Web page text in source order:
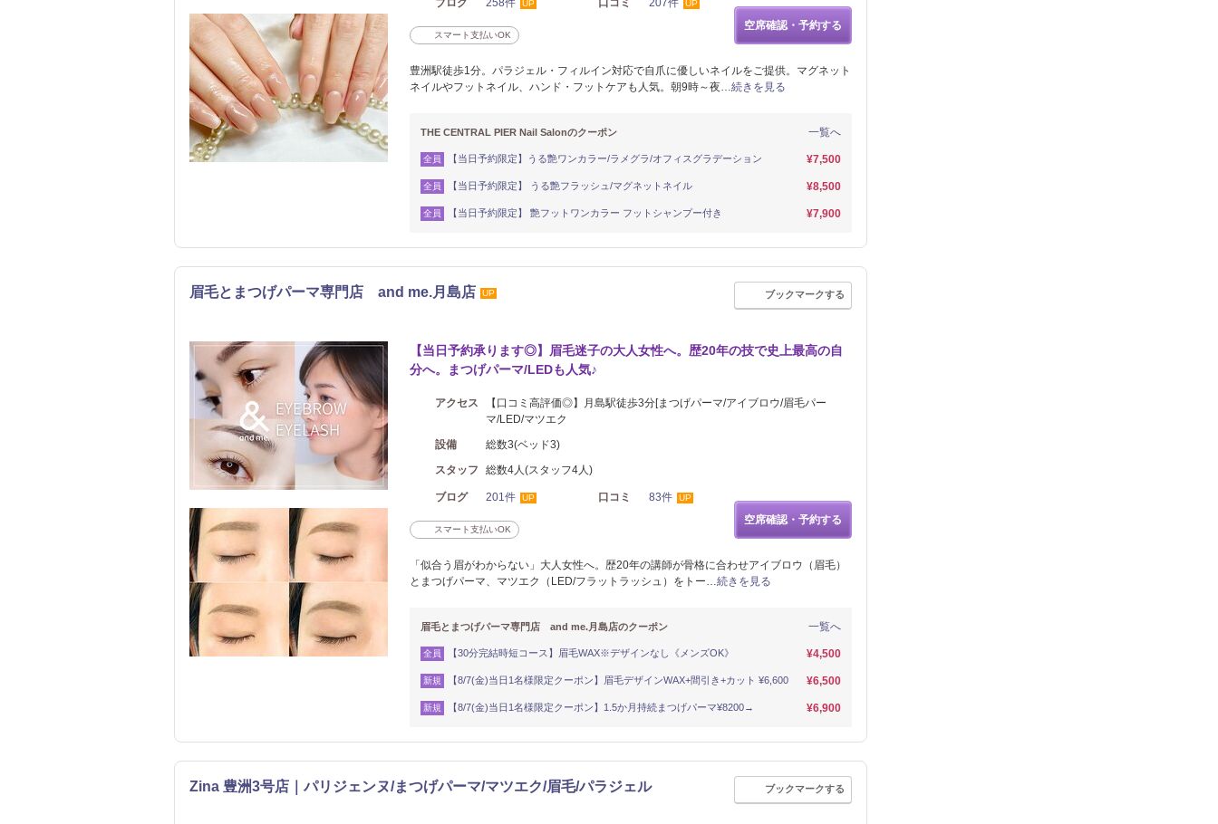
ブログ 258件 UP 口コミ 207件 UP
スマート支払いOK
空席確認・予約する
豊洲駅徒歩1分。パラジェル・フィルイン対応で自爪に優しいネイルをご提供。マグネット
ネイルやフットネイル、ハンド・フットケアも人気。朝9時～夜…続きを見る
一覧へ
THE CENTRAL PIER Nail Salonのクーポン
全員 【当日予約限定】うる艶ワンカラー/ラメグラ/オフィスグラデーション ¥7,500
全員 【当日予約限定】 うる艶フラッシュ/マグネットネイル ¥8,500
全員 【当日予約限定】 艶フットワンカラー フットシャンプー付き ¥7,900
眉毛とまつげパーマ専門店 and me.月島店 UP ブックマークする
【当日予約承ります◎】眉毛迷子の大人女性へ。歴20年の技で史上最高の自
分へ。まつげパーマ/LEDも人気♪
アクセス
【口コミ高評価◎】月島駅徒歩3分[まつげパーマ/アイブロウ/眉毛パー
マ/LED/マツエク
設備
総数3(ベッド3)
スタッフ
総数4人(スタッフ4人)
ブログ 201件 UP 口コミ 83件 UP
スマート支払いOK
空席確認・予約する
「似合う眉がわからない」大人女性へ。歴20年の講師が骨格に合わせアイブロウ（眉毛）
とまつげパーマ、マツエク（LED/フラットラッシュ）をトー…続きを見る
一覧へ
眉毛とまつげパーマ専門店 and me.月島店のクーポン
全員 【30分完結時短コース】眉毛WAX※デザインなし《メンズOK》 ¥4,500
新規 【8/7(金)当日1名様限定クーポン】眉毛デザインWAX+間引き+カット ¥6,600 ¥6,500
新規 【8/7(金)当日1名様限定クーポン】1.5か月持続まつげパーマ¥8200→ ¥6,900
Zina 豊洲3号店｜パリジェンヌ/まつげパーマ/マツエク/眉毛/パラジェル ブックマークする